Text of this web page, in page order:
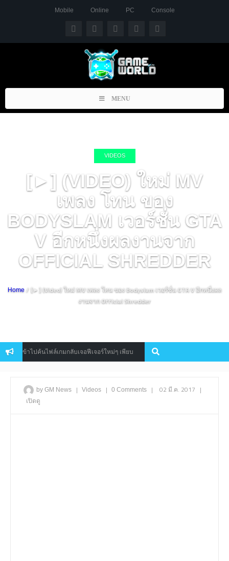
Mobile Online PC Console
Toggle
navigation
MENU
VIDEOS
[►] (VIDEO) ใหม่ MV
เพลง โทน ของ
BODYSLAM เวอร์ชั่น GTA
V อีกหนึ่งผลงานจาก
OFFICIAL SHREDDER
Home / [►] (Video) ใหม่ MV เพลง โทน ของ Bodyslam เวอร์ชั่น GTA V อีกหนึ่งผล
งานจาก Official Shredder
เข้าไปค้นไฟล์เกมกลับเจอฟีเจอร์ใหม่ๆ เพียบ Console
by GM News | Videos | 0 Comments | 02 มี.ค. 2017 |
เปิดดู